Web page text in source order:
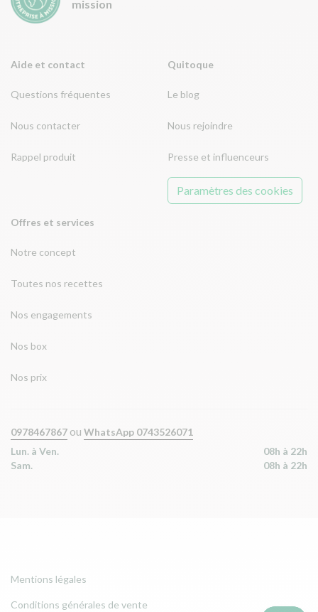
Aide et contact
Questions fréquentes
Nous contacter
Rappel produit
Offres et services
Notre concept
Toutes nos recettes
Nos engagements
Nos box
Nos prix
Quitoque
Le blog
Nous rejoindre
Presse et influenceurs
Paramètres des cookies
mission
0978467867 ou WhatsApp 0743526071
Lun. à Ven.
08h à 22h
Sam.
08h à 22h
Mentions légales
Conditions générales de vente